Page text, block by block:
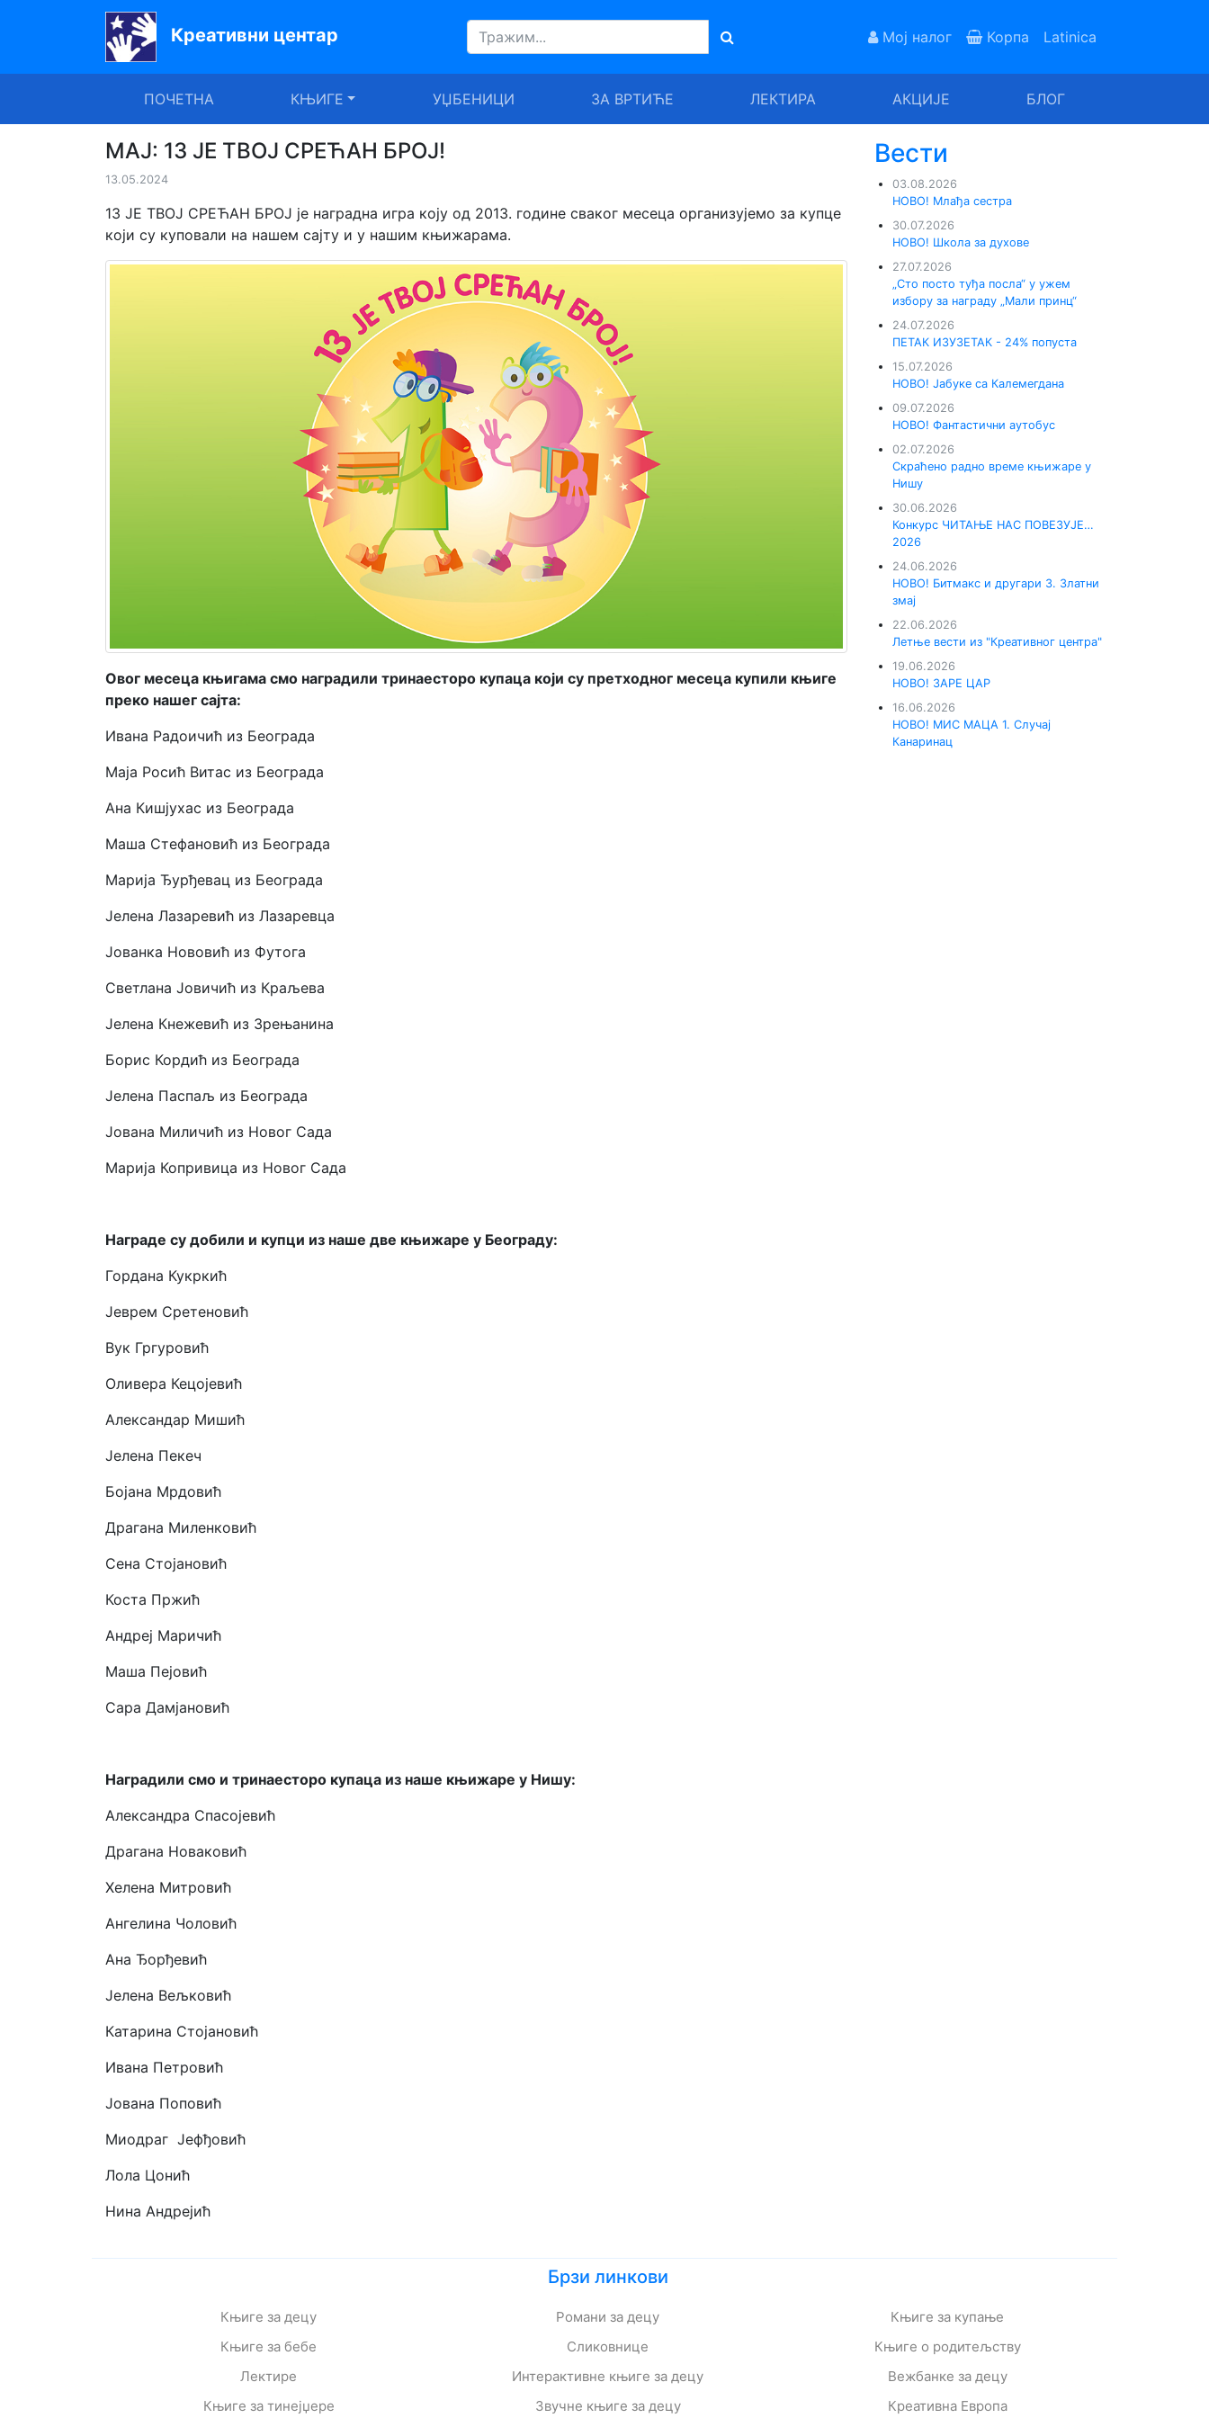
Креативни центар Мој налог Корпа Latinica
ПОЧЕТНА КЊИГЕ УЏБЕНИЦИ ЗА ВРТИЋЕ ЛЕКТИРА АКЦИЈЕ БЛОГ
Почетна
УџбенициМАЈ: 13 ЈЕ ТВОЈ СРЕЋАН БРОЈ!
13.05.2024
13 ЈЕ ТВОЈ СРЕЋАН БРОЈ је наградна игра коју од 2013. године сваког месеца организујемо за купце
који су куповали на нашем сајту и у нашим књижарама.
Овог месеца књигама смо наградили тринаесторо купаца који су претходног месеца купили књиге
преко нашег сајта:
Ивана Радоичић из Београда
Маја Росић Витас из Београда
Ана Кишјухас из Београда
Маша Стефановић из Београда
Марија Ђурђевац из Београда
Јелена Лазаревић из Лазаревца
Јованка Нововић из Футога
Светлана Јовичић из Краљева
Јелена Кнежевић из Зрењанина
Борис Кордић из Београда
Јелена Паспаљ из Београда
Јована Миличић из Новог Сада
Марија Копривица из Новог Сада
Награде су добили и купци из наше две књижаре у Београду:
Гордана Кукркић
Јеврем Сретеновић
Вук Гргуровић
Оливера Кецојевић
Александар Мишић
Јелена Пекеч
Бојана Мрдовић
Драгана Миленковић
Сена Стојановић
Коста Пржић
Андреј Маричић
Маша Пејовић
Сара Дамјановић
Наградили смо и тринаесторо купаца из наше књижаре у Нишу:
Александра Спасојевић
Драгана Новаковић
Хелена Митровић
Aнгелина Чоловић
Ана Ђорђевић
Јелена Вељковић
Катарина Стојановић
Ивана Петровић
Јована Поповић
Миодраг Јефђовић
Лола Цонић
Нина Андрејић
Вести
03.08.2026
НОВО! Млађа сестра
30.07.2026
НОВО! Школа за духове
27.07.2026
„Сто посто туђа посла“ у ужем
избору за награду „Мали принц“
24.07.2026
ПЕТАК ИЗУЗЕТАК - 24% попуста
15.07.2026
НОВО! Јабуке са Калемегдана
09.07.2026
НОВО! Фантастични аутобус
02.07.2026
Скраћено радно време књижаре у
Нишу
30.06.2026
Конкурс ЧИТАЊЕ НАС ПОВЕЗУЈЕ…
2026
24.06.2026
НОВО! Битмакс и другари 3. Златни
змај
22.06.2026
Летње вести из "Креативног центра"
19.06.2026
НОВО! ЗАРЕ ЦАР
16.06.2026
НОВО! МИС МАЦА 1. Случај
Канаринац
Брзи линкови
Књиге за децу
Књиге за бебе
Лектире
Књиге за тинејџере
Романи за децу
Сликовнице
Интерактивне књиге за децу
Звучне књиге за децу
Књиге за купање
Књиге о родитељству
Вежбанке за децу
Креативна Европа